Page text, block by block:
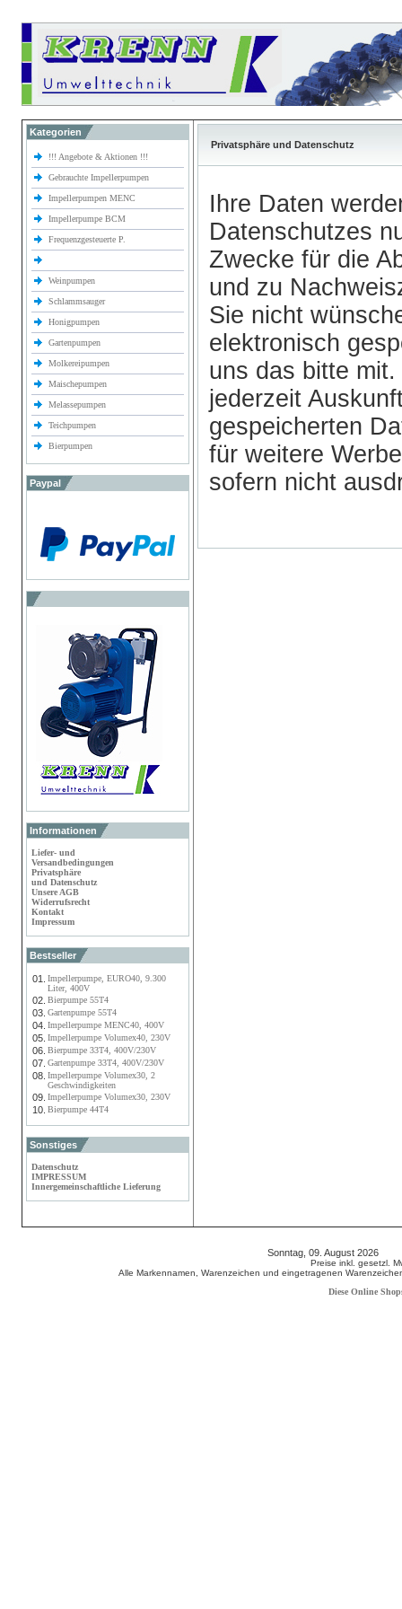
Kategorien
!!! Angebote & Aktionen !!!
Gebrauchte Impellerpumpen
Impellerpumpen MENC
Impellerpumpe BCM
Frequenzgesteuerte P.
Weinpumpen
Schlammsauger
Honigpumpen
Gartenpumpen
Molkereipumpen
Maischepumpen
Melassepumpen
Teichpumpen
Bierpumpen
Paypal
Informationen
Liefer- und
Versandbedingungen
Privatsphäre
und Datenschutz
Unsere AGB
Widerrufsrecht
Kontakt
Impressum
Bestseller
01.
Impellerpumpe, EURO40, 9.300
Liter, 400V
02. Bierpumpe 55T4
03. Gartenpumpe 55T4
04. Impellerpumpe MENC40, 400V
05. Impellerpumpe Volumex40, 230V
06. Bierpumpe 33T4, 400V/230V
07. Gartenpumpe 33T4, 400V/230V
08. Impellerpumpe Volumex30, 2
Geschwindigkeiten
09. Impellerpumpe Volumex30, 230V
10. Bierpumpe 44T4
Sonstiges
Datenschutz
IMPRESSUM
Innergemeinschaftliche Lieferung
Privatsphäre und Datenschutz
Ihre Daten
Datenschutzes
Zwecke für die
und zu
Sie nicht
elektronisch
uns das bitte
jederzeit
gespeicherten
für weitere
sofern nicht
Sonntag, 09. August 2026
Preise inkl. gesetzl.
Alle Markennamen, Warenzeichen und eingetragenen
Diese Online